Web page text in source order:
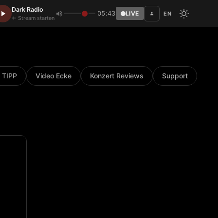
Dark Radio
← Stream starten
05:43 LIVE EN
TIPP Video Ecke Konzert Reviews Support